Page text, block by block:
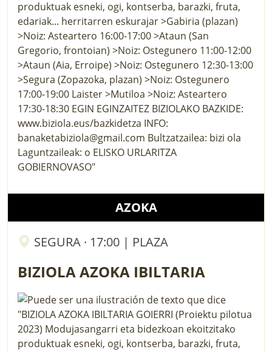
AZOKA
SEGURA · 17:00 | PLAZA
BIZIOLA AZOKA IBILTARIA